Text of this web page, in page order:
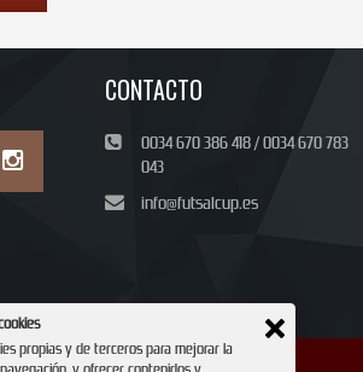
CONTACTO
0034 670 386 418 / 0034 670 783
043
info@futsalcup.es
propias y de terceros para mejorar la